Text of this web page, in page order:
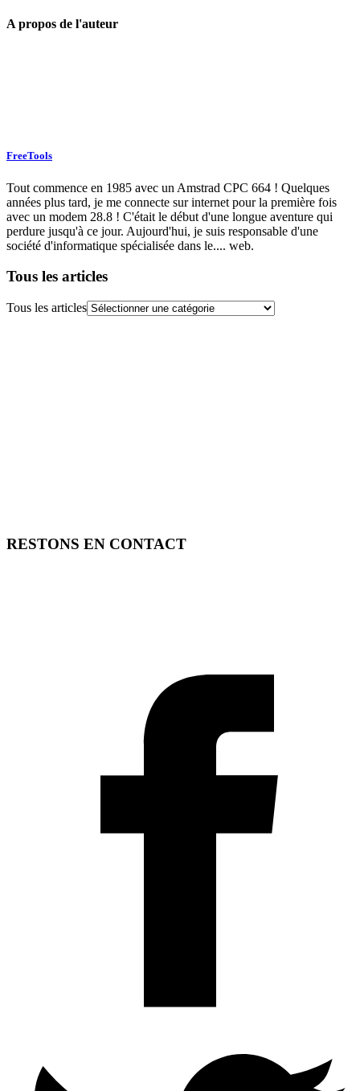
A propos de l'auteur
FreeTools
Tout commence en 1985 avec un Amstrad CPC 664 ! Quelques
années plus tard, je me connecte sur internet pour la première fois
avec un modem 28.8 ! C'était le début d'une longue aventure qui
perdure jusqu'à ce jour. Aujourd'hui, je suis responsable d'une
société d'informatique spécialisée dans le.... web.
Tous les articles
Tous les articles
RESTONS EN CONTACT